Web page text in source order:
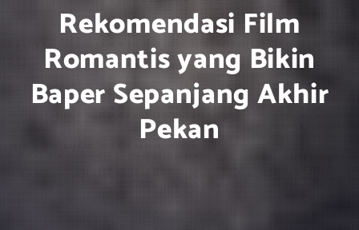
Rekomendasi Film
Romantis yang Bikin
Baper Sepanjang Akhir
Pekan